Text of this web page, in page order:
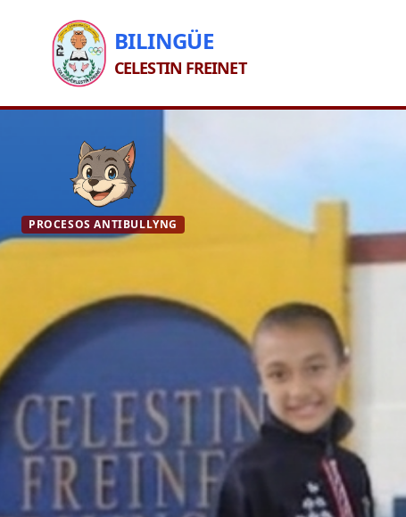
BILINGÜE
CELESTIN FREINET
PROCESOS ANTIBULLYNG